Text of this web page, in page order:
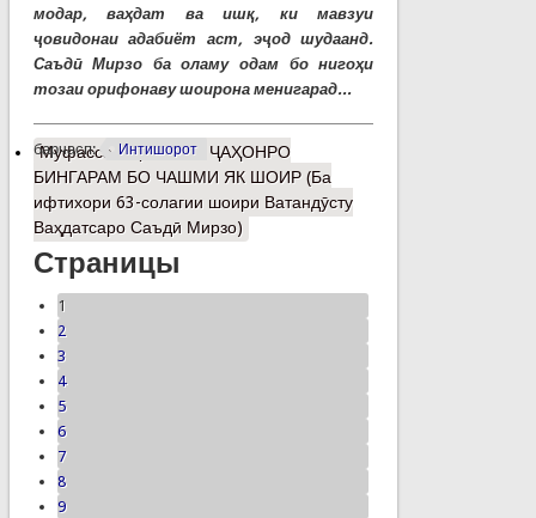
модар, ваҳдат ва ишқ, ки мавзуи
ҷовидонаи адабиёт аст, эҷод шудаанд.
Саъдӣ Мирзо ба оламу одам бо нигоҳи
тозаи орифонаву шоирона менигарад...
барчасп: Интишорот
Муфассалтаро МАН ҶАҲОНРО
БИНГАРАМ БО ЧАШМИ ЯК ШОИР (Ба
ифтихори 63-солагии шоири Ватандӯсту
Ваҳдатсаро Саъдӣ Мирзо)
Страницы
1
2
3
4
5
6
7
8
9